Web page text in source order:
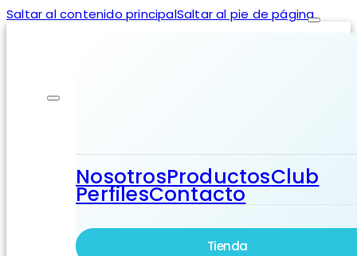
Saltar al contenido principalSaltar al pie de página
NosotrosProductosClub
PerfilesContacto
Tienda